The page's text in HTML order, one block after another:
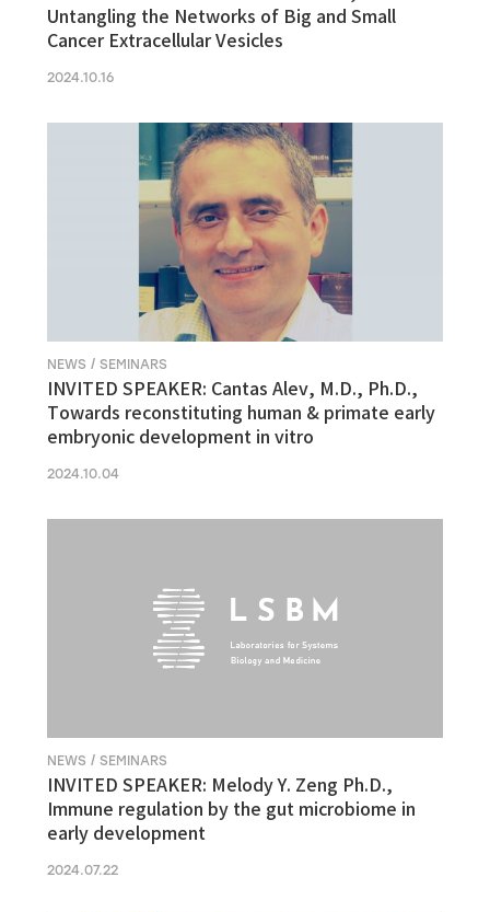
Untangling the Networks of Big and Small
Cancer Extracellular Vesicles
2024.10.16
NEWS / SEMINARS
INVITED SPEAKER: Cantas Alev, M.D., Ph.D.,
Towards reconstituting human & primate early
embryonic development in vitro
2024.10.04
NEWS / SEMINARS
INVITED SPEAKER: Melody Y. Zeng Ph.D.,
Immune regulation by the gut microbiome in
early development
2024.07.22